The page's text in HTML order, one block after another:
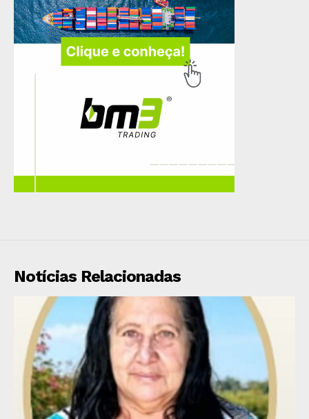
Notícias Relacionadas